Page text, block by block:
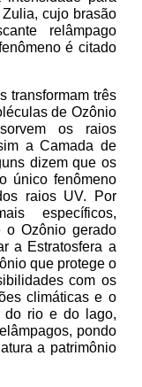
cujo brasão
relâmpago
é citado
transformam três
de Ozônio
os raios
a Camada de
dizem que os
único fenômeno
raios UV. Por
específicos,
o Ozônio gerado
a Estratosfera a
que protege o
com os
climáticas e o
do rio e do lago,
pondo
a patrimônio